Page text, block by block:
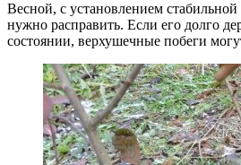
Весной, с установлением
нужно расправить. Если его долго
состоянии, верхушечные побеги